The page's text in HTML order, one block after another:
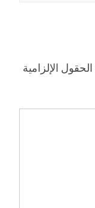
الحقول الإلزامية